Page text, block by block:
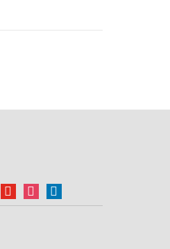
youtubeinstagramlinkedin